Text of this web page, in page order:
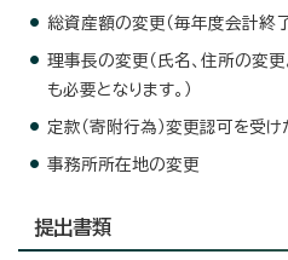
総資産額の変更（毎年度会計終了
理事長の変更（氏名、住所の変
も必要となります。）
定款（寄附行為）変更認可を受
事務所所在地の変更
提出書類